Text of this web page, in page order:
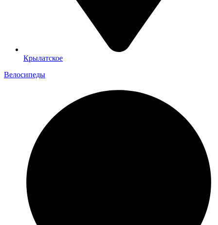
Крылатское
Велосипеды